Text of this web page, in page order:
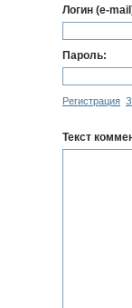
Логин (e-
Пароль:
Регистрация
Текст